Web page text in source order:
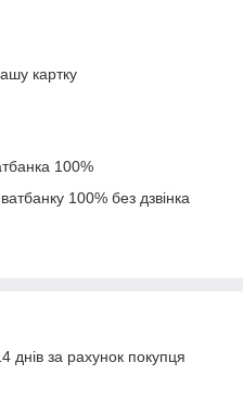
картку
100%
100% без дзвінка
днів за рахунок покупця